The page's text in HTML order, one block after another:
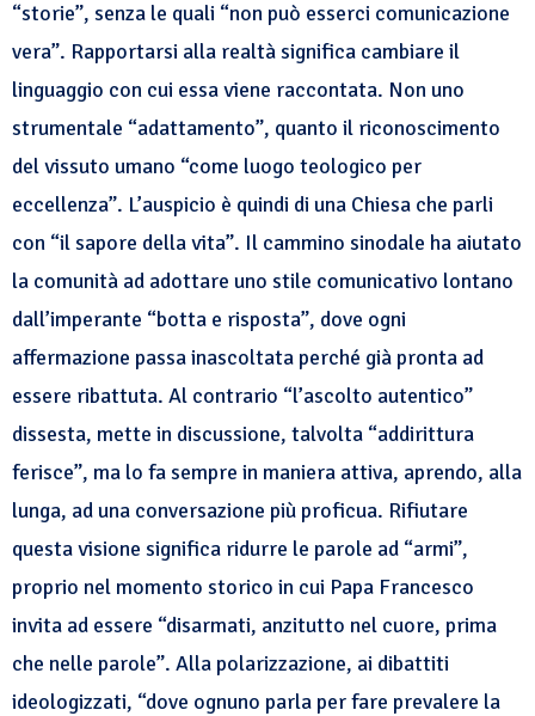
“storie”, senza le quali “non può esserci comunicazione
vera”. Rapportarsi alla realtà significa cambiare il
linguaggio con cui essa viene raccontata. Non uno
strumentale “adattamento”, quanto il riconoscimento
del vissuto umano “come luogo teologico per
eccellenza”. L’auspicio è quindi di una Chiesa che parli
con “il sapore della vita”. Il cammino sinodale ha aiutato
la comunità ad adottare uno stile comunicativo lontano
dall’imperante “botta e risposta”, dove ogni
affermazione passa inascoltata perché già pronta ad
essere ribattuta. Al contrario “l’ascolto autentico”
dissesta, mette in discussione, talvolta “addirittura
ferisce”, ma lo fa sempre in maniera attiva, aprendo, alla
lunga, ad una conversazione più proficua. Rifiutare
questa visione significa ridurre le parole ad “armi”,
proprio nel momento storico in cui Papa Francesco
invita ad essere “disarmati, anzitutto nel cuore, prima
che nelle parole”. Alla polarizzazione, ai dibattiti
ideologizzati, “dove ognuno parla per fare prevalere la